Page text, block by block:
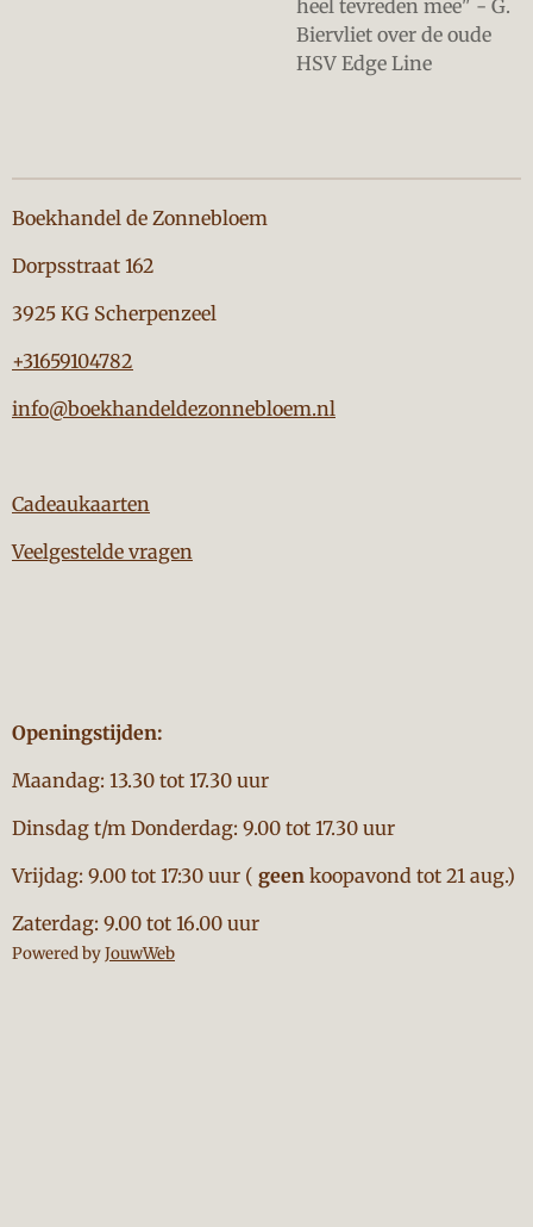
heel tevreden mee" - G.
Biervliet over de oude
HSV Edge Line
Boekhandel de Zonnebloem
Dorpsstraat 162
3925 KG Scherpenzeel
+31659104782
info@boekhandeldezonnebloem.nl
Cadeaukaarten
Veelgestelde vragen
Openingstijden:
Maandag: 13.30 tot 17.30 uur
Dinsdag t/m Donderdag: 9.00 tot 17.30 uur
Vrijdag: 9.00 tot 17:30 uur ( geen koopavond tot 21 aug.)
Zaterdag: 9.00 tot 16.00 uur
Powered byJouwWeb